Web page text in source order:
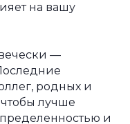
на вашу
—
родных и
лучше
и